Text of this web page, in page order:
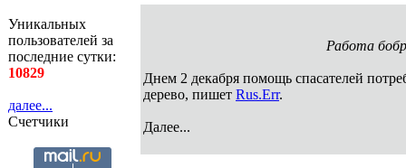
Уникальных
пользователей за
последние сутки:
10829
далее...
Счетчики
Работа
Днем 2 декабря помощь спасателей
дерево, пишет Rus.Err.
Далее...